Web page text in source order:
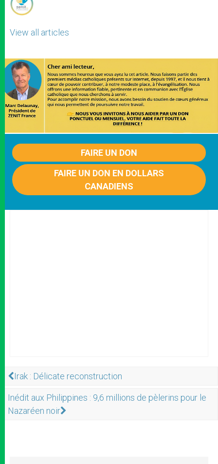
View all articles
FAIRE UN DON
FAIRE UN DON EN DOLLARS
CANADIENS
Irak : Délicate reconstruction
Inédit aux Philippines : 9,6 millions de pèlerins pour le
Nazaréen noir